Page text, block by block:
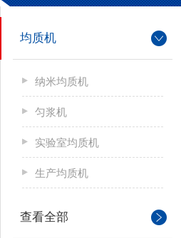
均质机
纳米均质机
匀浆机
实验室均质机
生产均质机
查看全部